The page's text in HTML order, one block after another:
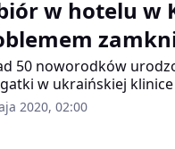
kontrowersje.
w hotelu w
50 noworodków
w ukraińskiej
przez swoich
z hoteli w Kijowie.
2020, 02:00